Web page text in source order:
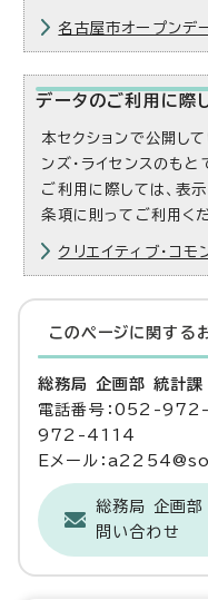
名古屋市オープンデ
データのご利用に際
本セクションで公開し
ンズ・ライセンスのも
ご利用に際しては、表
条項に則ってご利用くだ
クリエイティブ・コモ
このページに関する
総務局 企画部 統計課
電話番号：052-
972-4114
Eメール：
総務局 企画部
問い合わせ